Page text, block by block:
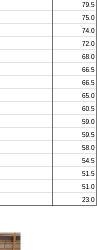
79.5
75.0
74.0
72.0
68.0
66.5
66.5
65.0
60.5
59.0
59.5
58.0
54.5
51.5
51.0
23.0